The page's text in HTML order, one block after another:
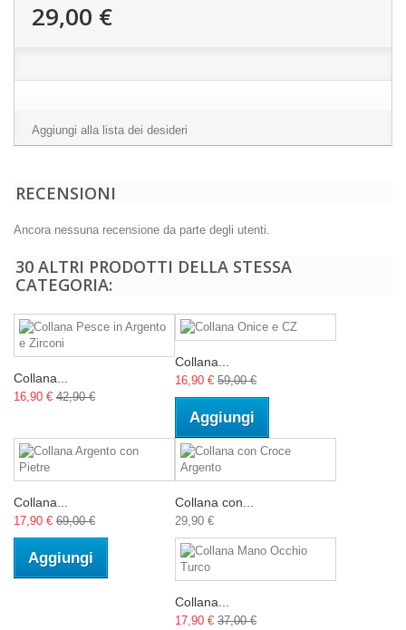
29,00 €
Aggiungi alla lista dei desideri
RECENSIONI
Ancora nessuna recensione da parte degli utenti.
30 ALTRI PRODOTTI DELLA STESSA
CATEGORIA:
Collana...
16,90 € 42,90 €
Collana...
16,90 € 59,00 €
Aggiungi
Collana...
17,90 € 69,00 €
Aggiungi
Collana con...
29,90 €
Collana...
17,90 € 37,00 €